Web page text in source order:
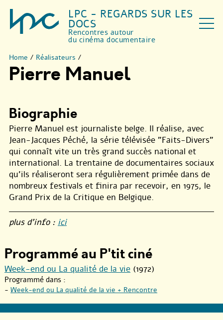
LPC - REGARDS SUR LES
DOCS
Rencontres autour
du cinéma documentaire
Home / Réalisateurs /
Pierre Manuel
Biographie
Pierre Manuel est journaliste belge. Il réalise, avec
Jean-Jacques Péché, la série télévisée "Faits-Divers"
qui connaît vite un très grand succès national et
international. La trentaine de documentaires sociaux
qu’ils réaliseront sera régulièrement primée dans de
nombreux festivals et finira par recevoir, en 1975, le
Grand Prix de la Critique en Belgique.
plus d’info : ici
Programmé au P'tit ciné
Week-end ou La qualité de la vie (1972)
Programmé dans :
- Week-end ou La qualité de la vie + Rencontre